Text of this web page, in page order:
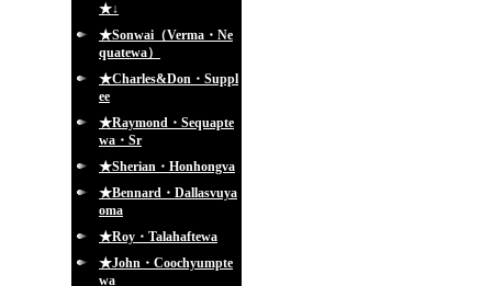
★↓
★Sonwai（Verma・Ne
quatewa）
★Charles&Don・Suppl
ee
★Raymond・Sequapte
wa・Sr
★Sherian・Honhongva
★Bennard・Dallasvuya
oma
★Roy・Talahaftewa
★John・Coochyumpte
wa